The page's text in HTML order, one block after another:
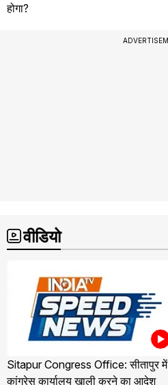
होगा?
वीडियो
Sitapur Congress Office: सीतापुर में
कांग्रेस कार्यालय खाली करने का आदेश